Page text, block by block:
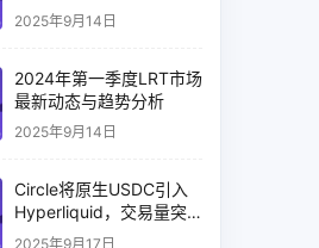
2025年9月14日
2024年第一季度LRT市场
最新动态与趋势分析
2025年9月14日
Circle将原生USDC引入
Hyperliquid，交易量突
破币安14%
2025年9月17日